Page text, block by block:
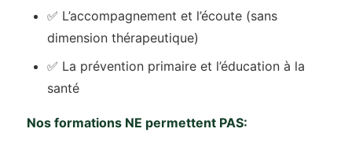
✅ L’accompagnement et l’écoute (sans
dimension thérapeutique)
✅ La prévention primaire et l’éducation à la
santé
Nos formations NE permettent PAS: